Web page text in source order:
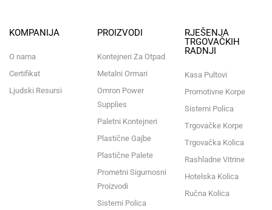
KOMPANIJA
O nama
Certifikat
Ljudski Resursi
PROIZVODI
Kontejneri Za Otpad
Metalni Ormari
Omron Power
Supplies
Paletni Kontejneri
Plastične Gajbe
Plastične Palete
Prometni Sigurnosni
Proizvodi
Sistemi Polica
RJEŠENJA
TRGOVAČKIH
RADNJI
Kasa Pultovi
Promotivne Korpe
Sistemi Polica
Trgovačke Korpe
Trgovačka Kolica
Rashladne Vitrine
Hotelska Kolica
Ručna Kolica